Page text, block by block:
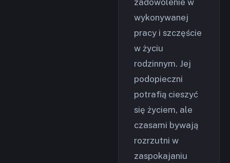
zadowolenie w
wykonywanej
pracy i szczęście
w życiu
rodzinnym. Jej
podopieczni
potrafią cieszyć
się życiem, ale
czasami bywają
rozrzutni w
zaspokajaniu